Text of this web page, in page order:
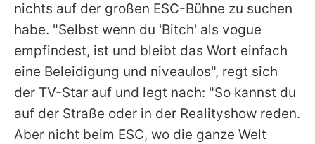
nichts auf der großen ESC-Bühne zu suchen
habe. "Selbst wenn du 'Bitch' als vogue
empfindest, ist und bleibt das Wort einfach
eine Beleidigung und niveaulos", regt sich
der TV-Star auf und legt nach: "So kannst du
auf der Straße oder in der Realityshow reden.
Aber nicht beim ESC, wo die ganze Welt